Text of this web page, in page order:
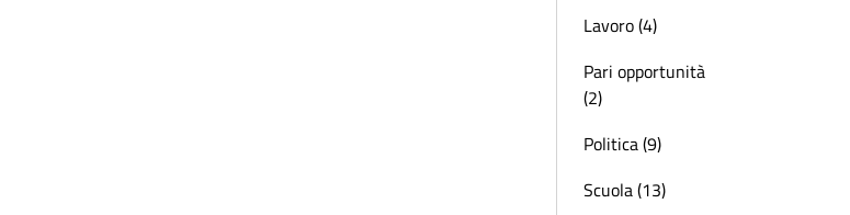
Lavoro (4)
Pari opportunità
(2)
Politica (9)
Scuola (13)